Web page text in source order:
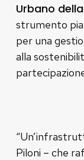
Urbano
strumento
per una
alla
Piloni – che